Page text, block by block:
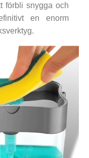
förbli snygga och
en enorm